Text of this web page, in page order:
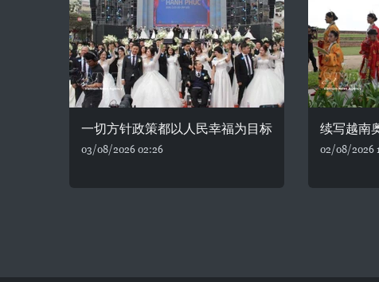
一切方针政策都以人民幸福为目标
03/08/2026 02:26
续写越南
02/08/2026